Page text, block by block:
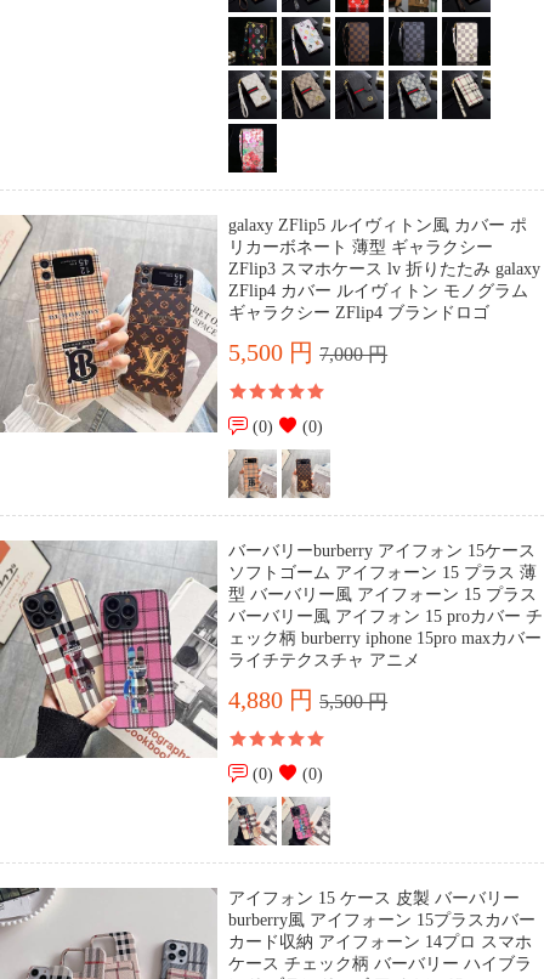
galaxy ZFlip5 ルイヴィトン風 カバー ポ
リカーボネート 薄型 ギャラクシー
ZFlip3 スマホケース lv 折りたたみ galaxy
ZFlip4 カバー ルイヴィトン モノグラム
ギャラクシー ZFlip4 ブランドロゴ
5,500 円7,000 円
(0) (0)
バーバリーburberry アイフォン 15ケース
ソフトゴーム アイフォーン 15 プラス 薄
型 バーバリー風 アイフォーン 15 プラス
バーバリー風 アイフォン 15 proカバー チ
ェック柄 burberry iphone 15pro maxカバー
ライチテクスチャ アニメ
4,880 円5,500 円
(0) (0)
アイフォン 15 ケース 皮製 バーバリー
burberry風 アイフォーン 15プラスカバー
カード収納 アイフォーン 14プロ スマホ
ケース チェック柄 バーバリー ハイブラ